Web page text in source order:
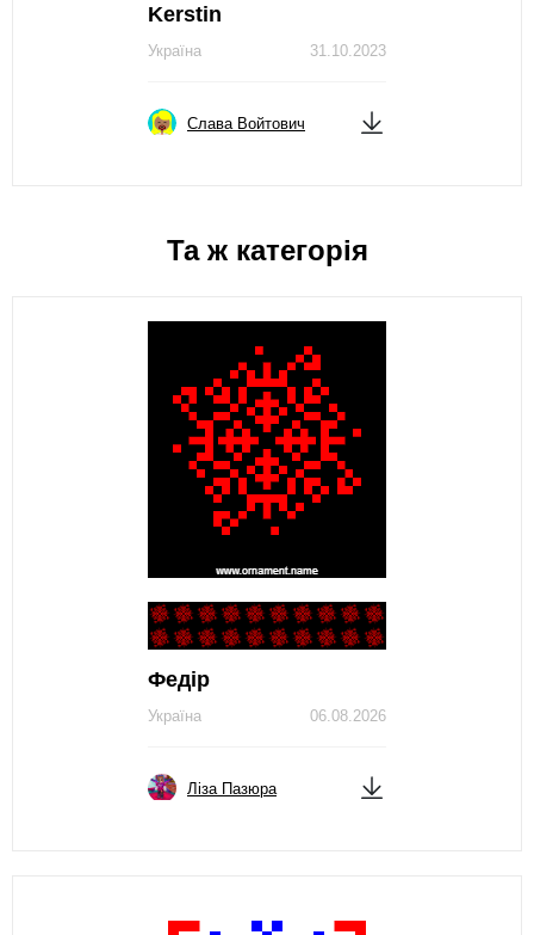
Kerstin
31.10.2023
Україна
Слава Войтович
Та ж категорія
Федір
06.08.2026
Україна
Ліза Пазюра